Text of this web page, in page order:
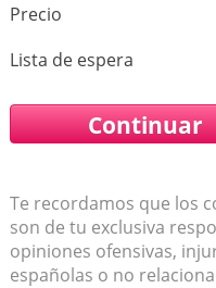
Precio
Lista de espera
Te recordamos que los
son de tu exclusiva
opiniones ofensivas,
españolas o no